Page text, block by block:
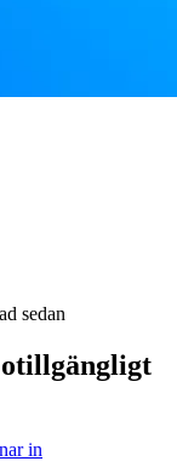
sedan
in